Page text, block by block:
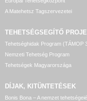
A Matehetsz Tagszervezetei
TEHETSÉGSEGÍTŐ
Tehetséghidak Program (TÁMOP
Nemzeti Tehetség Program
Tehetségek Magyarországa
DÍJAK, KITÜNTETÉSEK
Bonis Bona – A nemzet